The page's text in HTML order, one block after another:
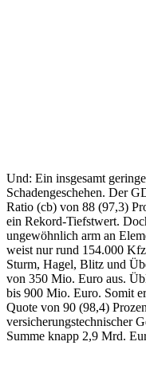
Und: Ein insgesamt
Schadengeschehen. Der
Ratio (cb) von 88 (97,3)
ein Rekord-Tiefstwert.
ungewöhnlich arm an
weist nur rund 154.000
Sturm, Hagel, Blitz und
von 350 Mio. Euro aus.
bis 900 Mio. Euro. Somit
Quote von 90 (98,4)
versicherungstechnischer
Summe knapp 2,9 Mrd.